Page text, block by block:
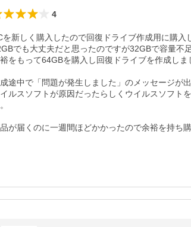
4
を新しく購入したので回復ドライブ作成用に購入
でも大丈夫だと思ったのですが32GBで容量不
をもって64GBを購入し回復ドライブを作成しま
途中で「問題が発生しました」のメッセージが
ルスソフトが原因だったらしくウイルスソフト
が届くのに一週間ほどかかったので余裕を持ち